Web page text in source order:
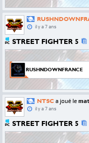
il y a 7 ans
PC STREET FIGHTER 5
RUSHNDOWNFRANCE
NTSC a joué le
il y a 7 ans
PC STREET FIGHTER 5